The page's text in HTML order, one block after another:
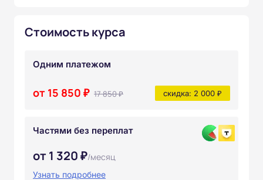
Стоимость курса
Одним платежом
от 15 850 ₽ 17 850 ₽ скидка: 2 000 ₽
Частями без переплат
от 1 320 ₽/месяц
Узнать подробнее